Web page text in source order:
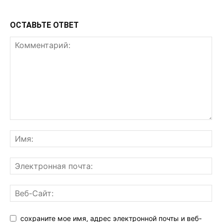
ОСТАВЬТЕ ОТВЕТ
сохраните мое имя, адрес электронной почты и веб-